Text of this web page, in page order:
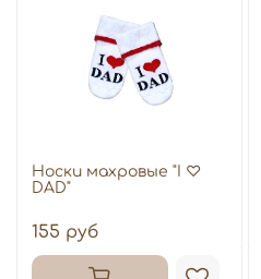
Носки махровые "I ♡
DAD"
155 руб